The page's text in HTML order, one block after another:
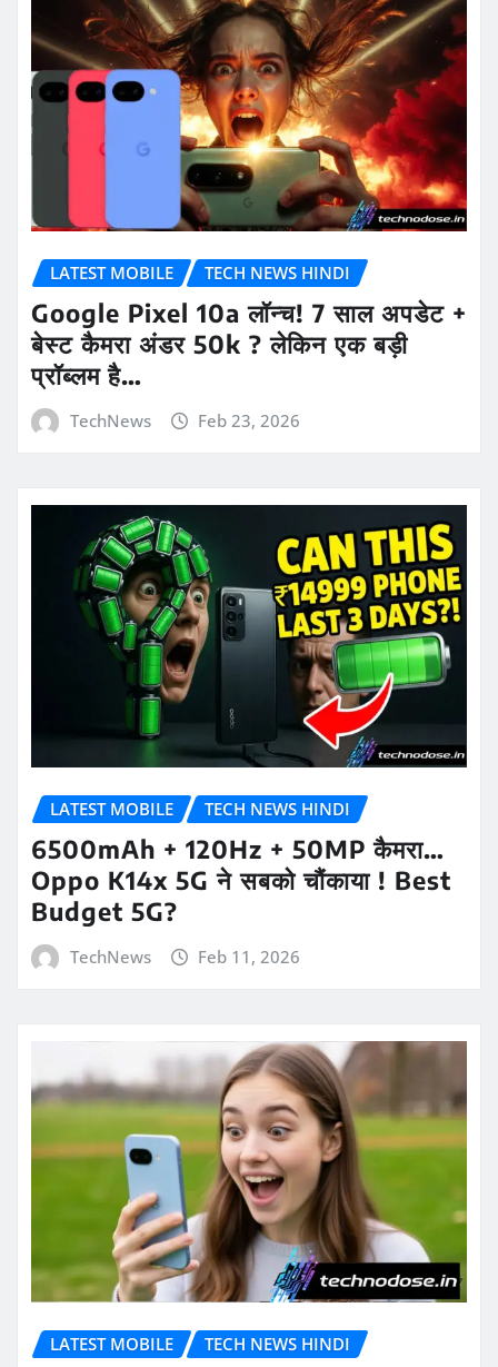
LATEST MOBILE TECH NEWS HINDI
Google Pixel 10a लॉन्च! 7 साल अपडेट +
बेस्ट कैमरा अंडर 50k ? लेकिन एक बड़ी
प्रॉब्लम है…
TechNews Feb 23, 2026
LATEST MOBILE TECH NEWS HINDI
6500mAh + 120Hz + 50MP कैमरा…
Oppo K14x 5G ने सबको चौंकाया ! Best
Budget 5G?
TechNews Feb 11, 2026
LATEST MOBILE TECH NEWS HINDI